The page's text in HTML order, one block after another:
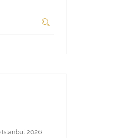
Istanbul 2026